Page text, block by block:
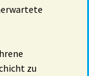
zu